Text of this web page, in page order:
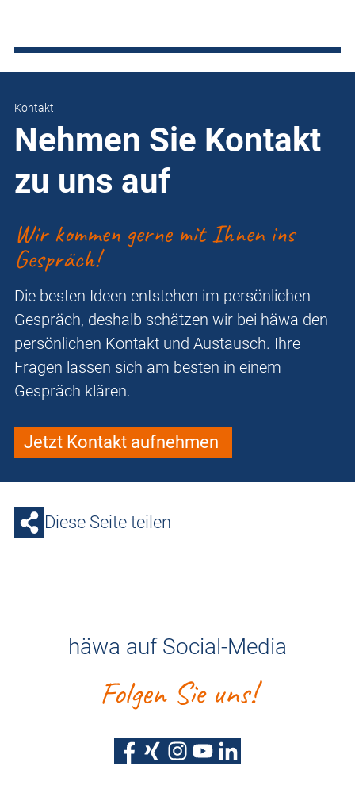
Kontakt
Nehmen Sie Kontakt
zu uns auf
Wir kommen gerne mit Ihnen ins
Gespräch!
Die besten Ideen entstehen im persönlichen
Gespräch, deshalb schätzen wir bei häwa den
persönlichen Kontakt und Austausch. Ihre
Fragen lassen sich am besten in einem
Gespräch klären.
Jetzt Kontakt aufnehmen
Diese Seite teilen
häwa auf Social-Media
Folgen Sie uns!